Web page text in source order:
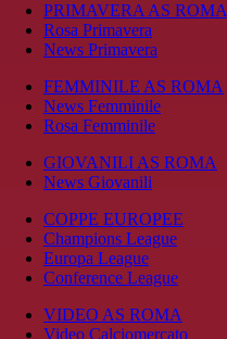
PRIMAVERA AS ROMA
Rosa Primavera
News Primavera
FEMMINILE AS ROMA
News Femminile
Rosa Femminile
GIOVANILI AS ROMA
News Giovanili
COPPE EUROPEE
Champions League
Europa League
Conference League
VIDEO AS ROMA
Video Calciomercato